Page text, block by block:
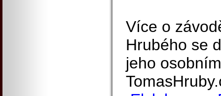
Více o
Hrubého se
jeho